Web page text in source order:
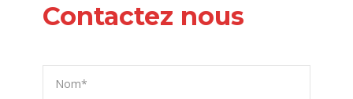
Contactez nous